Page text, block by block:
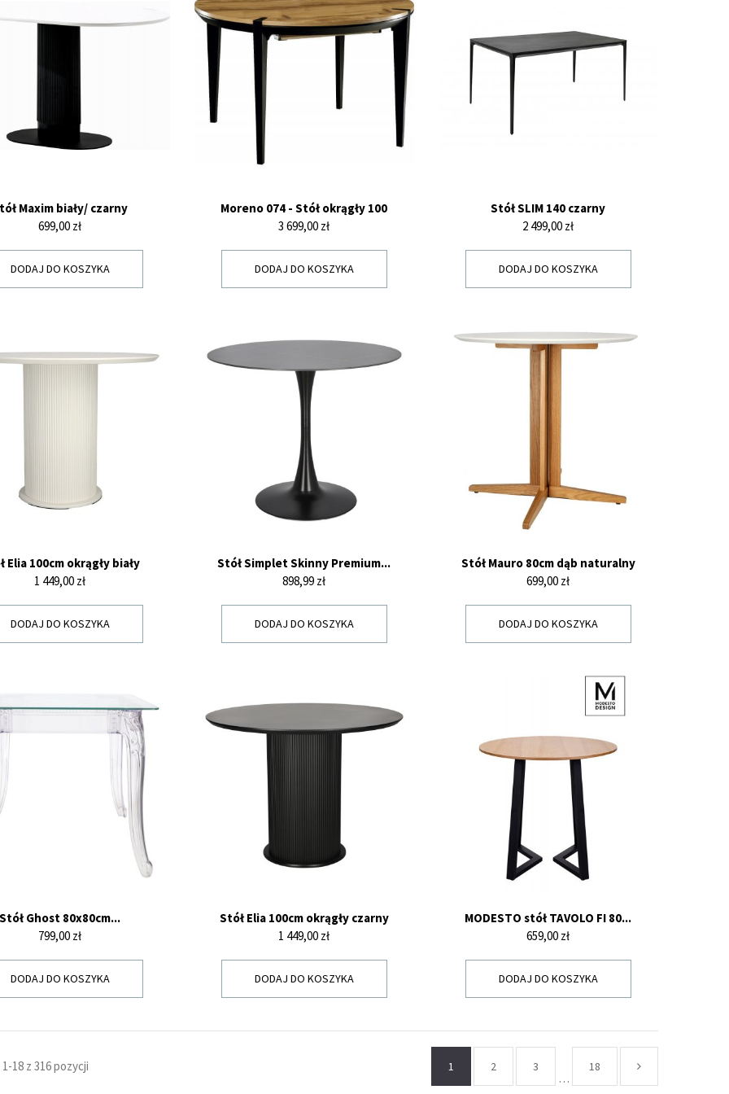
Maxim biały/ czarny
Cena
699,00 zł
DODAJ DO KOSZYKA
Moreno 074 - Stół okrągły 100
Cena
3 699,00 zł
DODAJ DO KOSZYKA
Stół SLIM 140 czarny
Cena
2 499,00 zł
DODAJ DO KOSZYKA
Elia 100cm okrągły biały
Cena
1 449,00 zł
DODAJ DO KOSZYKA
Stół Simplet Skinny Premium...
Cena
898,99 zł
DODAJ DO KOSZYKA
Stół Mauro 80cm dąb naturalny
Cena
699,00 zł
DODAJ DO KOSZYKA
Stół Ghost 80x80cm...
Cena
799,00 zł
DODAJ DO KOSZYKA
Stół Elia 100cm okrągły czarny
Cena
1 449,00 zł
DODAJ DO KOSZYKA
MODESTO stół TAVOLO FI 80...
Cena
659,00 zł
DODAJ DO KOSZYKA
18 z 316 pozycji 1 2 3
…
18